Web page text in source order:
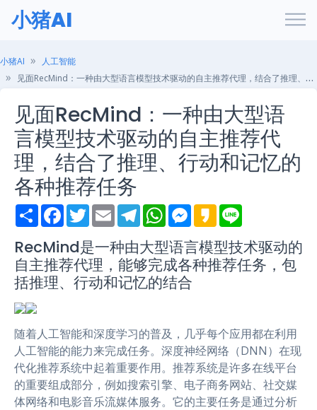
小猪AI
小猪AI
人工智能
见面RecMind：一种由大型语言模型技术驱动的自主推荐代理，结合了推理、行动和记忆的各种推荐任务
见面RecMind：一种由大型语
言模型技术驱动的自主推荐代
理，结合了推理、行动和记忆的
各种推荐任务
S
h
r
e
F
a
e
b
o
T
w
t
t
e
r
E
m
i
T
e
e
g
r
a
m
W
h
t
s
A
p
p
M
e
s
e
n
g
K
a
a
o
e
RecMind是一种由大型语言模型技术驱动的
自主推荐代理，能够完成各种推荐任务，包
括推理、行动和记忆的结合
随着人工智能和深度学习的普及，几乎每个应用都在利用
人工智能的能力来完成任务。深度神经网络（DNN）在现
代化推荐系统中起着重要作用。推荐系统是许多在线平台
的重要组成部分，例如搜索引擎、电子商务网站、社交媒
体网络和电影音乐流媒体服务。它的主要任务是通过分析